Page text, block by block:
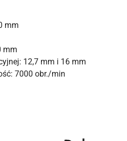
mm
mm
12,7 mm i 16 mm
7000 obr./min